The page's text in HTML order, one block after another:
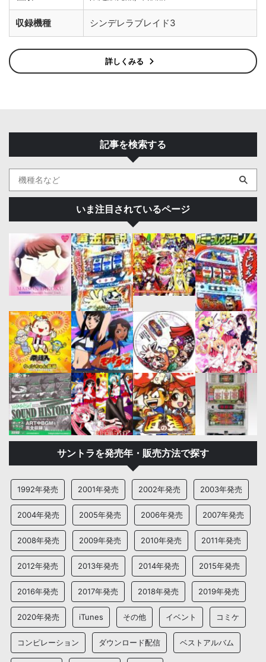
収録機種 シンデレラブレイド3
詳しくみる
記事を検索する
いま注目されているページ
サントラを発売年・販売方法で探す
1992年発売 2001年発売 2002年発売 2003年発売
2004年発売 2005年発売 2006年発売 2007年発売
2008年発売 2009年発売 2010年発売 2011年発売
2012年発売 2013年発売 2014年発売 2015年発売
2016年発売 2017年発売 2018年発売 2019年発売
2020年発売 iTunes その他 イベント コミケ
コンピレーション ダウンロード配信 ベストアルバム